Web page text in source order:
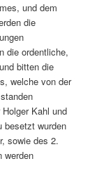
und dem
die
die ordentliche,
bitten die
welche von der
Kahl und
besetzt wurden
sowie des 2.
werden